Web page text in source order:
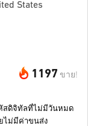
States
1197 ขาย!
รหัสดิจิทัลที่ไม่มีวันหมด
ไม่มีค่าขนส่ง